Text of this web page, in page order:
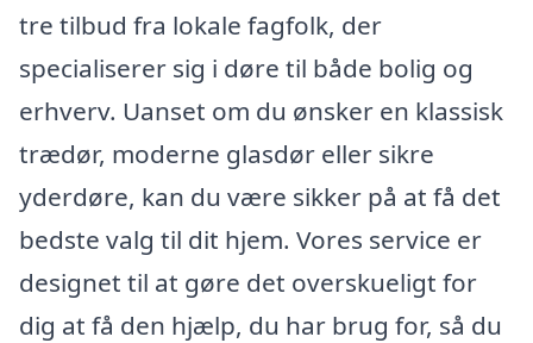
tre tilbud fra lokale fagfolk, der
specialiserer sig i døre til både bolig og
erhverv. Uanset om du ønsker en klassisk
trædør, moderne glasdør eller sikre
yderdøre, kan du være sikker på at få det
bedste valg til dit hjem. Vores service er
designet til at gøre det overskueligt for
dig at få den hjælp, du har brug for, så du